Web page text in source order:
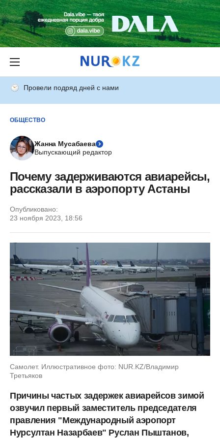
Провели подряд дней с нами
ОБЩЕСТВО
Жанна Мусабаева
Выпускающий редактор
Почему задерживаются авиарейсы,
рассказали в аэропорту Астаны
Опубликовано:
23 ноября 2023, 18:56
Самолет. Иллюстративное фото: NUR.KZ/Владимир
Третьяков
Причины частых задержек авиарейсов зимой
озвучил первый заместитель председателя
правления "Международный аэропорт
Нурсултан Назарбаев" Руслан Пыштанов,